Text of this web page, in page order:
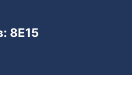
Nissan
8E15